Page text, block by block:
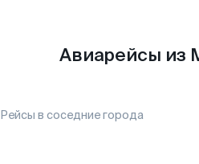
Авиарейсы из
Рейсы в соседние города